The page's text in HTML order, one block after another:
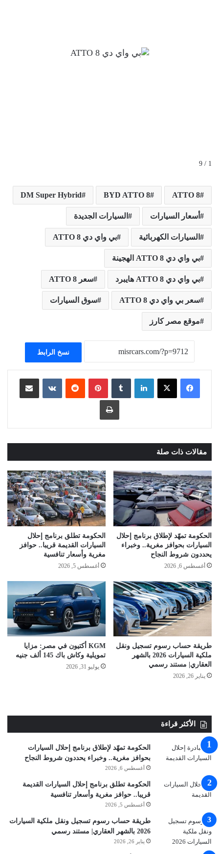
1 / 9
ATTO 8
BYD ATTO 8
DM Super Hybrid
أسعار السيارات السيارات الجديدة
السيارات الكهربائية بي واي دي ATTO 8
بي واي دي ATTO 8 الهجينة
بي واي دي ATTO 8 هايبرد سعر ATTO 8
سعر بي واي دي ATTO 8 سوق السيارات
موقع مصر كارز
نسخ الرابط
لينكدإن ‏Tumblr بينتيريست
‏Reddit
‏VKontakte مشاركة عبر البريد
طباعة
مقالات ذات صلة
الحكومة تمهّد لإطلاق برنامج إحلال
السيارات بحوافز مغرية.. وخبراء
يحددون شروط النجاح
أغسطس 6, 2026
الحكومة تطلق برنامج إحلال
السيارات القديمة قريبا.. حوافز
مغرية وأسعار تنافسية
أغسطس 5, 2026
طريقة حساب رسوم تسجيل ونقل
ملكية السيارات 2026 بالشهر
العقاري| مستند رسمي
يناير 26, 2026
KGM أكتيون في مصر: مزايا
تمويلية وكاش باك 145 ألف جنيه
يوليو 31, 2026
الأكثر قراءة
الحكومة تمهّد لإطلاق برنامج إحلال السيارات
بحوافز مغرية.. وخبراء يحددون شروط النجاح
أغسطس 6, 2026
الحكومة تطلق برنامج إحلال السيارات القديمة
قريبا.. حوافز مغرية وأسعار تنافسية
أغسطس 5, 2026
طريقة حساب رسوم تسجيل ونقل ملكية السيارات
2026 بالشهر العقاري| مستند رسمي
يناير 26, 2026